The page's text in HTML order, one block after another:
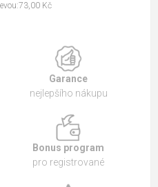
Kč
Garance
nejlepšího nákupu
Bonus program
pro registrované